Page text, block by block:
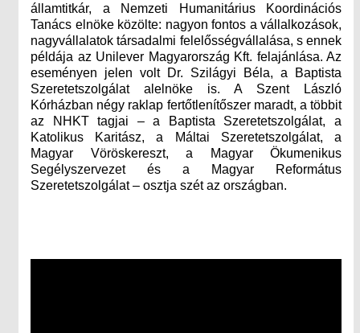
államtitkár, a Nemzeti Humanitárius Koordinációs
Tanács elnöke közölte: nagyon fontos a vállalkozások,
nagyvállalatok társadalmi felelősségvállalása, s ennek
példája az Unilever Magyarország Kft. felajánlása. Az
eseményen jelen volt Dr. Szilágyi Béla, a Baptista
Szeretetszolgálat alelnöke is. A Szent László
Kórházban négy raklap fertőtlenítőszer maradt, a többit
az NHKT tagjai – a Baptista Szeretetszolgálat, a
Katolikus Karitász, a Máltai Szeretetszolgálat, a
Magyar Vöröskereszt, a Magyar Ökumenikus
Segélyszervezet és a Magyar Református
Szeretetszolgálat – osztja szét az országban.